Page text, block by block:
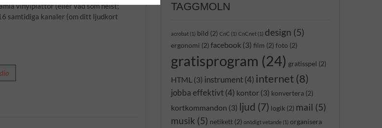
vinylplattor (eller vad som helst;
samtidiga kanaler (om ditt ljudkort
TAGGMOLN
acrobat (1) bild (2) CnC (1) CnCnet (1) design (5)
ergonomi (2) facebook (3) film (2) foto (2)
gratisprogram (24) gratisspel (2)
HTML (3) instrument(4) internet(8)
jobba effektivt(4) kontor (3) konvertera (2)
kortkommandon (3) ljud (7) logik (2) mail (5)
musik (5) netikett (2) onödigt vetande (1) organisera